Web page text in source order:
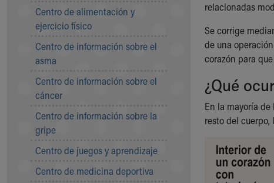
Symptom Checker
Financial Services
Price Estimates
Family Supports
Sports Health Services Provider for Akron Zips
New Parents
Find a Pediatrics Location
MyChart
Make an Appointment
Breastfeeding Medicine
Safe Sleep for Babies
Centro de alimentación y
ejercicio físico
Centro de información sobre el
asma
Centro de información sobre el
cáncer
Centro de información sobre la
gripe
Centro de juegos y aprendizaje
Centro de medicina deportiva
relacionadas
Se corrige
de una
corazón para
¿Qué
En la mayoría
resto del